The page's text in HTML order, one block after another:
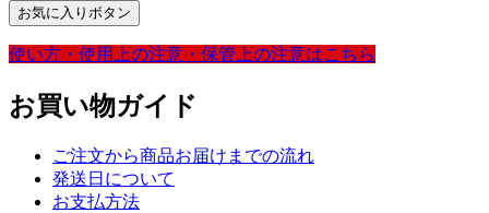
お気に入りボタン
使い方・ 使用上の注意・ 保管上の注意はこちら
お買い物ガイド
ご注文から商品お届けまでの流れ
発送日について
お支払方法